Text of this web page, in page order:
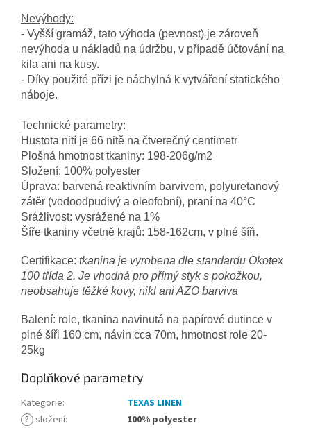
Nevýhody:
- Vyšší gramáž, tato výhoda (pevnost) je zároveň
nevýhoda u nákladů na údržbu, v případě účtování na
kila ani na kusy.
- Díky použité přízi je náchylná k vytváření statického
náboje.
Technické parametry:
Hustota nití je 66 nitě na čtverečný centimetr
Plošná hmotnost tkaniny: 198-206g/m2
Složení: 100% polyester
Úprava: barvená reaktivním barvivem, polyuretanový
zátěr (vodoodpudivý a oleofobní), praní na 40°C
Srážlivost: vysrážené na 1%
Šíře tkaniny včetně krajů: 158-162cm, v plné šíři.
Certifikace: tkanina je vyrobena dle standardu Ökotex
100 třída 2. Je vhodná pro přímý styk s pokožkou,
neobsahuje těžké kovy, nikl ani AZO barviva
Balení: role, tkanina navinutá na papírové dutince v
plné šíři 160 cm, návin cca 70m, hmotnost role 20-
25kg
Doplňkové parametry
Kategorie:
TEXAS LINEN
? složení:
100% polyester